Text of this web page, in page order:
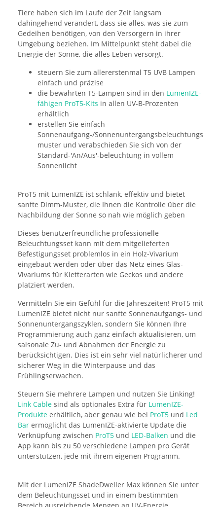
Tiere haben sich im Laufe der Zeit langsam
dahingehend verändert, dass sie alles, was sie zum
Gedeihen benötigen, von den Versorgern in ihrer
Umgebung beziehen. Im Mittelpunkt steht dabei die
Energie der Sonne, die alles Leben versorgt.
steuern Sie zum allererstenmal T5 UVB Lampen
einfach und präzise
die bewährten T5-Lampen sind in den LumenIZE-
fähigen ProT5-Kits in allen UV-B-Prozenten
erhältlich
erstellen Sie einfach
Sonnenaufgang-/Sonnenuntergangsbeleuchtungs
muster und verabschieden Sie sich von der
Standard-'An/Aus'-beleuchtung in vollem
Sonnenlicht
ProT5 mit LumenIZE ist schlank, effektiv und bietet
sanfte Dimm-Muster, die Ihnen die Kontrolle über die
Nachbildung der Sonne so nah wie möglich geben
Dieses benutzerfreundliche professionelle
Beleuchtungsset kann mit dem mitgelieferten
Befestigungsset problemlos in ein Holz-Vivarium
eingebaut werden oder über das Netz eines Glas-
Vivariums für Kletterarten wie Geckos und andere
platziert werden.
Vermitteln Sie ein Gefühl für die Jahreszeiten! ProT5 mit
LumenIZE bietet nicht nur sanfte Sonnenaufgangs- und
Sonnenuntergangszyklen, sondern Sie können Ihre
Programmierung auch ganz einfach aktualisieren, um
saisonale Zu- und Abnahmen der Energie zu
berücksichtigen. Dies ist ein sehr viel natürlicherer und
sicherer Weg in die Winterpause und das
Frühlingserwachen.
Steuern Sie mehrere Lampen und nutzen Sie Linking!
Link Cable sind als optionales Extra für LumenIZE-
Produkte erhältlich, aber genau wie bei ProT5 und Led
Bar ermöglicht das LumenIZE-aktivierte Update die
Verknüpfung zwischen ProT5 und LED-Balken und die
App kann bis zu 50 verschiedene Lampen pro Gerät
unterstützen, jede mit ihrem eigenen Programm.
Mit der LumenIZE ShadeDweller Max können Sie unter
dem Beleuchtungsset und in einem bestimmten